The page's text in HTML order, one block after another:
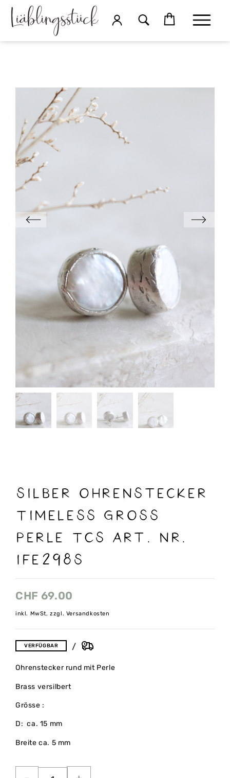
Silber Ohrenstecker
Timeless gross
Perle TCS Art. nr.
IFE298S
CHF 69.00
inkl. MwSt, zzgl. Versandkosten
VERFÜGBAR
Ohrenstecker rund mit Perle
Brass versilbert
Grösse :
D: ca. 15 mm
Breite ca. 5 mm